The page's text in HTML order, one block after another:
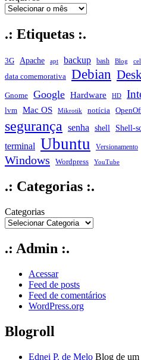
.: Etiquetas :.
3G Apache apt backup bash Blog
data comemorativa Debian
Gnome Google Hardware HD
lvm Mac OS Mikrotik notícia
segurança senha shell Shell-
terminal Ubuntu Versionamento
Windows Wordpress YouTube
.: Categorias :.
Categorias
.: Admin :.
Acessar
Feed de posts
Feed de comentários
WordPress.org
Blogroll
Ednei P. de Melo Blog de um